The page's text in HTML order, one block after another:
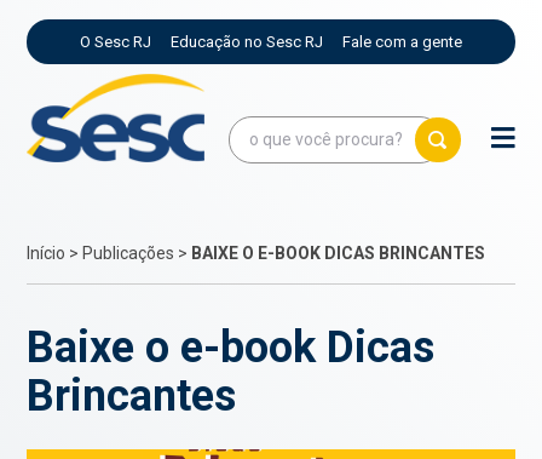
O Sesc RJ Educação no Sesc RJ Fale com a gente
Início > Publicações > BAIXE O E-BOOK DICAS BRINCANTES
Baixe o e-book Dicas
Brincantes